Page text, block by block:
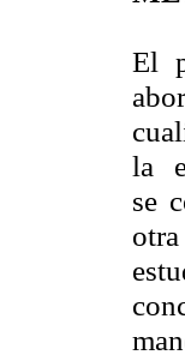
El
la
se